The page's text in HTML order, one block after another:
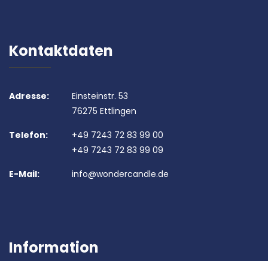
Kontaktdaten
Adresse:
Einsteinstr. 53
76275 Ettlingen
Telefon:
+49 7243 72 83 99 00
+49 7243 72 83 99 09
E-Mail:
info@wondercandle.de
Information